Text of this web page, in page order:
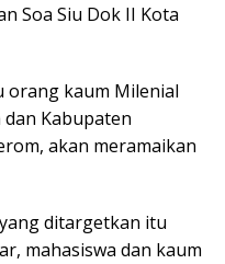
Soa Siu Dok II Kota
orang kaum Milenial
Kabupaten
akan meramaikan
ditargetkan itu
mahasiswa dan kaum